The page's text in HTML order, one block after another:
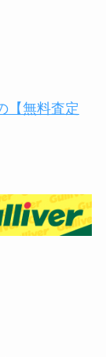
【無料査定